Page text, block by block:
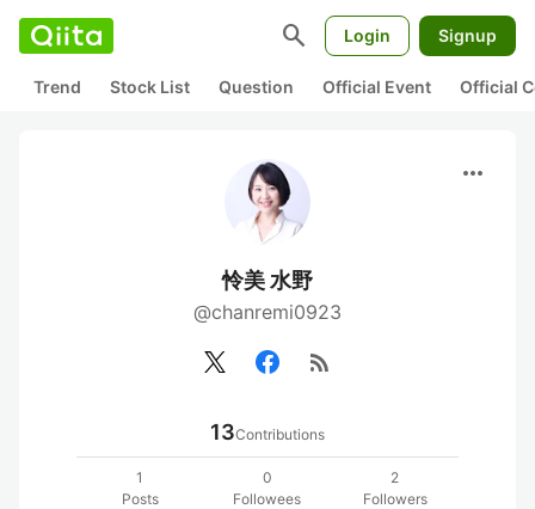
search Login Signup
Trend Stock List Question Official Event Official
more_horiz
怜美 水野
@chanremi0923
rss_feed
13Contributions
1
Posts
0
Followees
2
Followers